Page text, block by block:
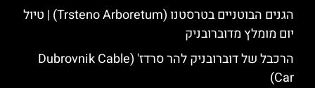
הגנים הבוטניים בטרסטנו (Trsteno Arboretum) | טיול
יום מומלץ מדוברובניק
הרכבל של דוברובניק להר סרדז' (Dubrovnik Cable
Car)